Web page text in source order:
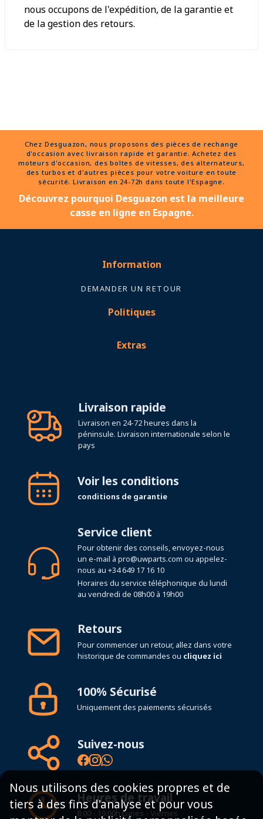
nous occupons de l'expédition, de la garantie et
de la gestion des retours.
Chez Desguazon, nous proposons des pièces de rechange
d'occasion avec livraison rapide et garantie. Achetez des
moteurs d'occasion, des boîtes de vitesses, des alternateurs,
des turbos et d'autres pièces pour votre voiture en toute
sécurité. Livraison en 24-72h dans toute l'Espagne.
Découvrez pourquoi Desguazon est la meilleure
casse en ligne en Espagne.
Information
DEMANDER UN RETOUR
Politiques
Extras
Livraison rapide
Livraison en 24-72 heures dans la
péninsule. Livraison internationale selon le
pays
Voir les conditions
conditions de garantie
Service client
Pour obtenir des conseils, envoyez-nous
un e-mail à pro@uwparts.com ou appelez-
nous au +34 649 17 16 10
Horaires du service téléphonique du lundi
au vendredi de 08h00 à 19h00
Retours
Pour commencer un retour, allez dans votre
historique de commandes ou cliquez ici
100% Sécurisé
Uniquement des paiements sécurisés
Suivez-nous
Heures de travail
8:00 - 19:00h Lunes - Viernes
Nous utilisons des cookies propres et de
tiers à des fins d'analyse et pour vous